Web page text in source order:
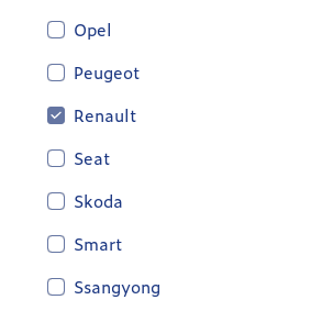
Opel
Peugeot
Renault
Seat
Skoda
Smart
Ssangyong